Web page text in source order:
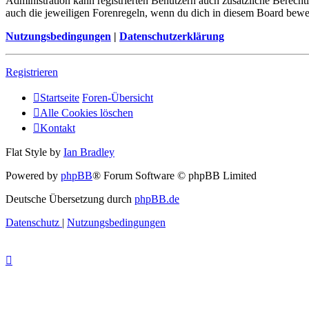
auch die jeweiligen Forenregeln, wenn du dich in diesem Board
Nutzungsbedingungen | Datenschutzerklärung
Registrieren
Startseite Foren-Übersicht
Alle Cookies löschen
Kontakt
Flat Style by Ian Bradley
Powered by phpBB® Forum Software © phpBB Limited
Deutsche Übersetzung durch phpBB.de
Datenschutz | Nutzungsbedingungen